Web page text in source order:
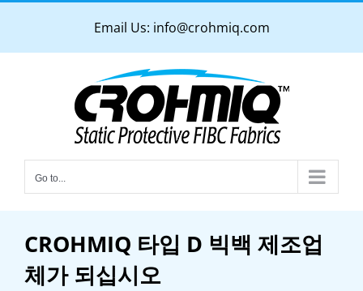
content
Email Us: info@crohmiq.com
Go to...
CROHMIQ 타입 D 빅백 제조업
체가 되십시오